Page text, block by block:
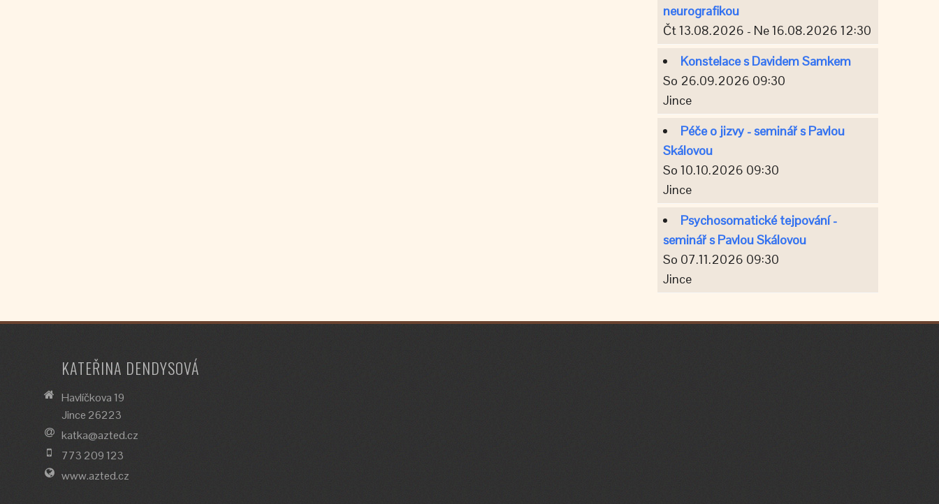
neurografikou
Čt 13.08.2026 - Ne 16.08.2026 12:30
Konstelace s Davidem Samkem
So 26.09.2026 09:30
Jince
Péče o jizvy - seminář s Pavlou
Skálovou
So 10.10.2026 09:30
Jince
Psychosomatické tejpování -
seminář s Pavlou Skálovou
So 07.11.2026 09:30
Jince
KATEŘINA DENDYSOVÁ
Havlíčkova 19
Jince 26223
katka@azted.cz
773 209 123
www.azted.cz